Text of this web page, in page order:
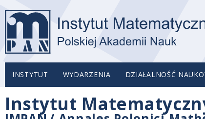
INSTYTUT WYDARZENIA DZIAŁALNOŚĆ
Instytut